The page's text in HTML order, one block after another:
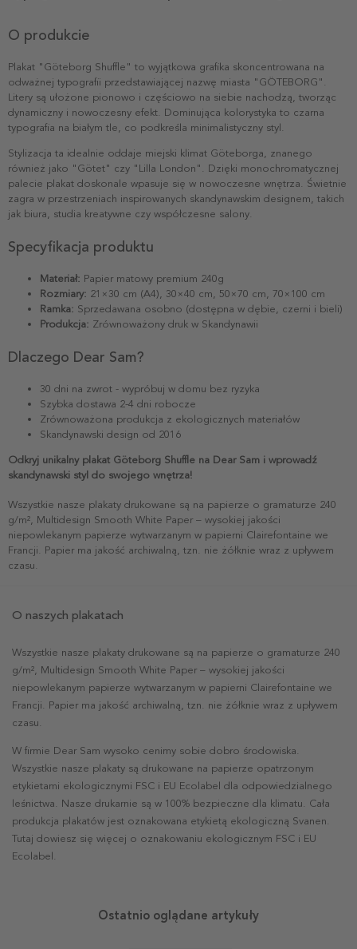
O produkcie
Plakat "Göteborg Shuffle" to wyjątkowa grafika skoncentrowana na
odważnej typografii przedstawiającej nazwę miasta "GÖTEBORG".
Litery są ułożone pionowo i częściowo na siebie nachodzą, tworząc
dynamiczny i nowoczesny efekt. Dominująca kolorystyka to czarna
typografia na białym tle, co podkreśla minimalistyczny styl.
Stylizacja ta idealnie oddaje miejski klimat Göteborga, znanego
również jako "Götet" czy "Lilla London". Dzięki monochromatycznej
palecie plakat doskonale wpasuje się w nowoczesne wnętrza. Świetnie
zagra w przestrzeniach inspirowanych skandynawskim designem, takich
jak biura, studia kreatywne czy współczesne salony.
Specyfikacja produktu
Materiał: Papier matowy premium 240g
Rozmiary: 21×30 cm (A4), 30×40 cm, 50×70 cm, 70×100 cm
Ramka: Sprzedawana osobno (dostępna w dębie, czerni i bieli)
Produkcja: Zrównoważony druk w Skandynawii
Dlaczego Dear Sam?
30 dni na zwrot - wypróbuj w domu bez ryzyka
Szybka dostawa 2-4 dni robocze
Zrównoważona produkcja z ekologicznych materiałów
Skandynawski design od 2016
Odkryj unikalny plakat Göteborg Shuffle na Dear Sam i wprowadź
skandynawski styl do swojego wnętrza!
Wszystkie nasze plakaty drukowane są na papierze o gramaturze 240
g/m², Multidesign Smooth White Paper – wysokiej jakości
niepowlekanym papierze wytwarzanym w papierni Clairefontaine we
Francji. Papier ma jakość archiwalną, tzn. nie żółknie wraz z upływem
czasu.
O naszych plakatach
Wszystkie nasze plakaty drukowane są na papierze o gramaturze 240
g/m², Multidesign Smooth White Paper – wysokiej jakości
niepowlekanym papierze wytwarzanym w papierni Clairefontaine we
Francji. Papier ma jakość archiwalną, tzn. nie żółknie wraz z upływem
czasu.
W firmie Dear Sam wysoko cenimy sobie dobro środowiska.
Wszystkie nasze plakaty są drukowane na papierze opatrzonym
etykietami ekologicznymi FSC i EU Ecolabel dla odpowiedzialnego
leśnictwa. Nasze drukarnie są w 100% bezpieczne dla klimatu. Cała
produkcja plakatów jest oznakowana etykietą ekologiczną Svanen.
Tutaj dowiesz się więcej o oznakowaniu ekologicznym FSC i EU
Ecolabel.
Ostatnio oglądane artykuły